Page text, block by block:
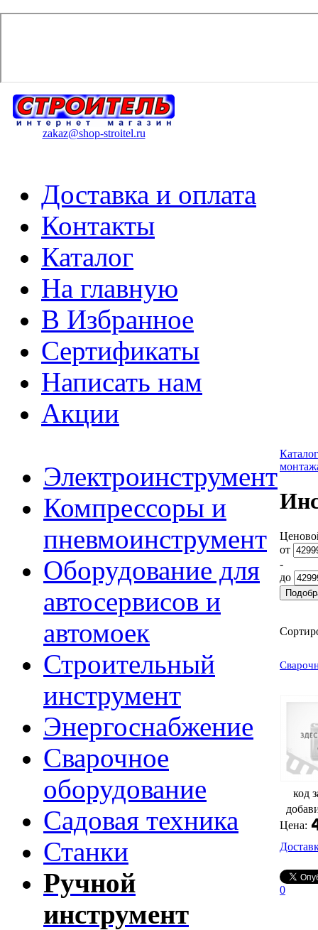
zakaz@shop-stroitel.ru
Доставка и оплата
Контакты
Каталог
На главную
В Избранное
Сертификаты
Написать нам
Акции
Электроинструмент
Компрессоры и
пневмоинструмент
Оборудование для
автосервисов и
автомоек
Строительный
инструмент
Энергоснабжение
Сварочное
оборудование
Садовая техника
Станки
Ручной
инструмент
Каталог
от
-
до
код
Цена:
0